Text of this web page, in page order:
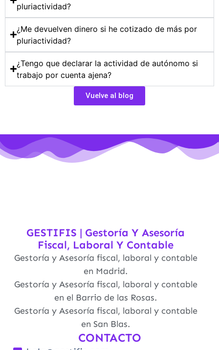
pluriactividad?
¿Me devuelven dinero si he cotizado de más por
pluriactividad?
¿Tengo que declarar la actividad de autónomo si
trabajo por cuenta ajena?
Vuelve al blog
GESTIFIS | Gestoría Y Asesoría
Fiscal, Laboral Y Contable
Gestoría y Asesoría fiscal, laboral y contable
en Madrid.
Gestoría y Asesoría fiscal, laboral y contable
en el Barrio de las Rosas.
Gestoría y Asesoría fiscal, laboral y contable
en San Blas.
CONTACTO